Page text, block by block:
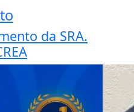
da SRA.